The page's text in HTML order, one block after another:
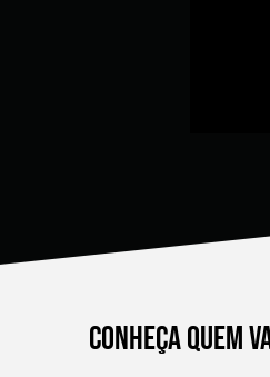
Conheça quem